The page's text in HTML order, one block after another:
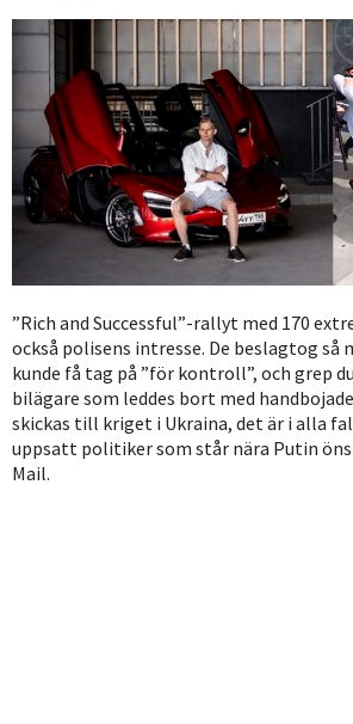
”Rich and Successful”-rallyt med 170
också polisens intresse. De beslagtog så
kunde få tag på ”för kontroll”, och grep
bilägare som leddes bort med
skickas till kriget i Ukraina, det är i alla
uppsatt politiker som står nära Putin
Mail.